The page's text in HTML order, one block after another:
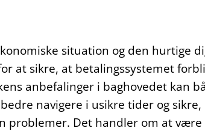
situation og den hurtige
at sikre, at betalingssystemet
anbefalinger i baghovedet kan
navigere i usikre tider og
problemer. Det handler om at